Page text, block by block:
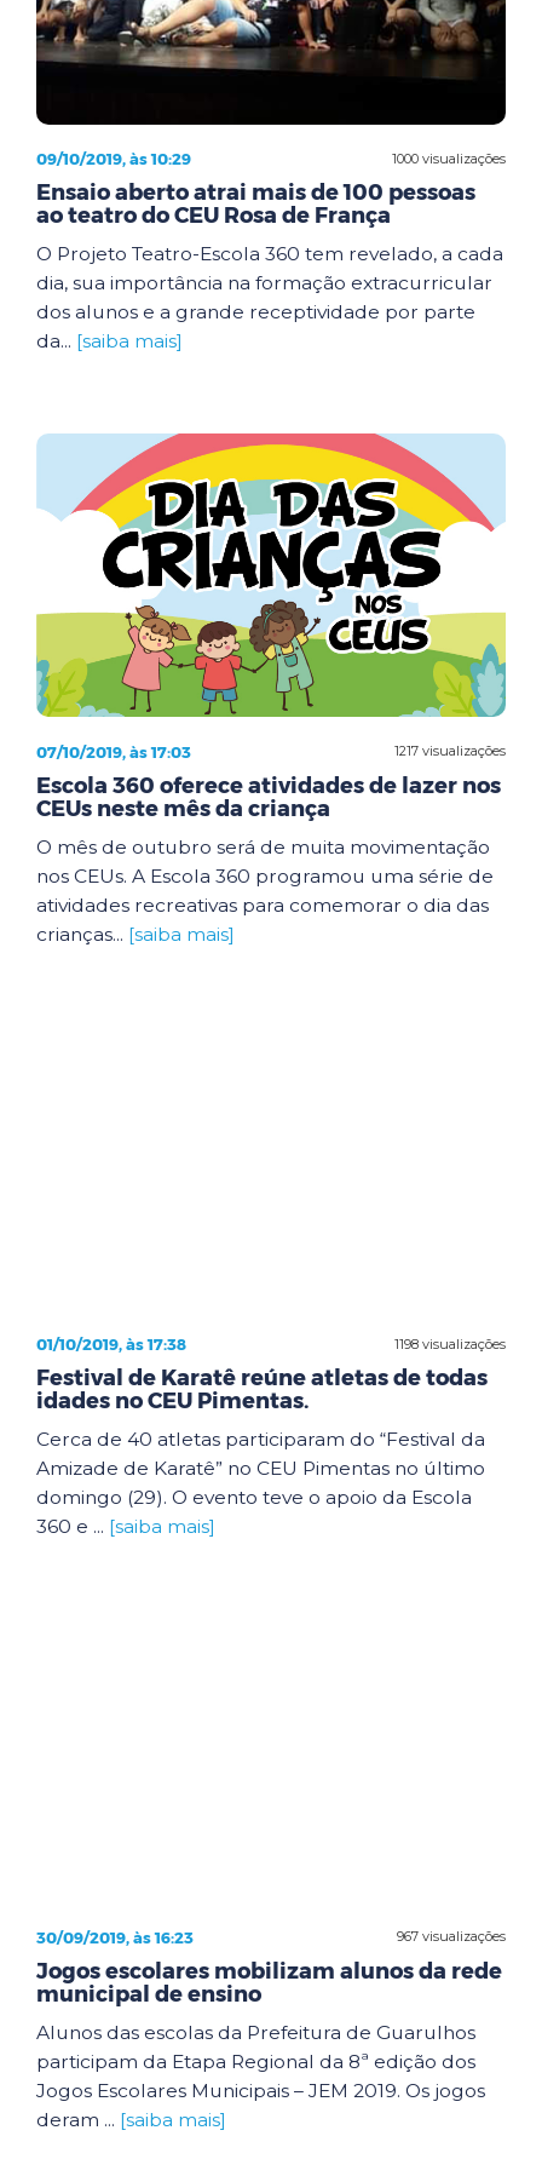
1000 visualizações
09/10/2019, às 10:29
Ensaio aberto atrai mais de 100 pessoas
ao teatro do CEU Rosa de França
O Projeto Teatro-Escola 360 tem revelado, a cada
dia, sua importância na formação extracurricular
dos alunos e a grande receptividade por parte
da... [saiba mais]
1217 visualizações
07/10/2019, às 17:03
Escola 360 oferece atividades de lazer nos
CEUs neste mês da criança
O mês de outubro será de muita movimentação
nos CEUs. A Escola 360 programou uma série de
atividades recreativas para comemorar o dia das
crianças... [saiba mais]
1198 visualizações
01/10/2019, às 17:38
Festival de Karatê reúne atletas de todas
idades no CEU Pimentas.
Cerca de 40 atletas participaram do “Festival da
Amizade de Karatê” no CEU Pimentas no último
domingo (29). O evento teve o apoio da Escola
360 e ... [saiba mais]
967 visualizações
30/09/2019, às 16:23
Jogos escolares mobilizam alunos da rede
municipal de ensino
Alunos das escolas da Prefeitura de Guarulhos
participam da Etapa Regional da 8ª edição dos
Jogos Escolares Municipais – JEM 2019. Os jogos
deram ... [saiba mais]